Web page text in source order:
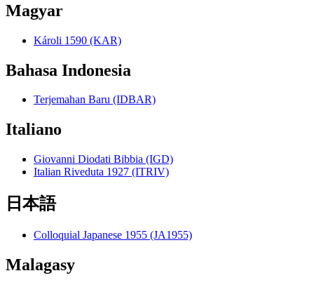
Magyar
Károli 1590 (KAR)
Bahasa Indonesia
Terjemahan Baru (IDBAR)
Italiano
Giovanni Diodati Bibbia (IGD)
Italian Riveduta 1927 (ITRIV)
日本語
Colloquial Japanese 1955 (JA1955)
Malagasy